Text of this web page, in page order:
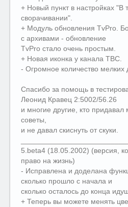
+ Новый пункт в настройках "В
сворачивании".
+ Модуль обновления TvPro.
с архивами - обновление
TvPro стало очень простым.
+ Новая иконка у канала ТВС.
- Огромное количество мелких
Спасибо за помощь в
Леонид Кравец 2:5002/56.26
и многие другие, кто
советы,
и не давал скиснуть от скуки.
5.beta4 (18.05.2002) (версия,
право на жизнь)
- Исправлена и доделана
сколько прошло с начала и
сколько осталось до конца
+ Теперь вы можете менять